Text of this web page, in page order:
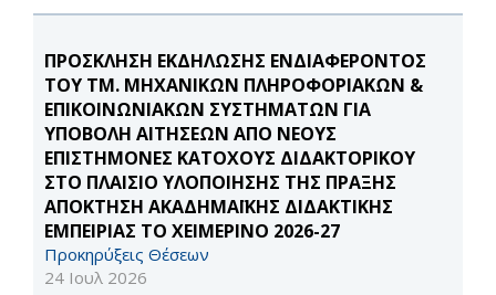
ΠΡΟΣΚΛΗΣΗ ΕΚΔΗΛΩΣΗΣ ΕΝΔΙΑΦΕΡΟΝΤΟΣ
ΤΟΥ ΤΜ. ΜΗΧΑΝΙΚΩΝ ΠΛΗΡΟΦΟΡΙΑΚΩΝ &
ΕΠΙΚΟΙΝΩΝΙΑΚΩΝ ΣΥΣΤΗΜΑΤΩΝ ΓΙΑ
ΥΠΟΒΟΛΗ ΑΙΤΗΣΕΩΝ ΑΠΟ ΝΕΟΥΣ
ΕΠΙΣΤΗΜΟΝΕΣ ΚΑΤΟΧΟΥΣ ΔΙΔΑΚΤΟΡΙΚΟΥ
ΣΤΟ ΠΛΑΙΣΙΟ ΥΛΟΠΟΙΗΣΗΣ ΤΗΣ ΠΡΑΞΗΣ
ΑΠΟΚΤΗΣΗ ΑΚΑΔΗΜΑΪΚΗΣ ΔΙΔΑΚΤΙΚΗΣ
ΕΜΠΕΙΡΙΑΣ ΤΟ ΧΕΙΜΕΡΙΝΟ 2026-27
Προκηρύξεις Θέσεων
24 Ιουλ 2026